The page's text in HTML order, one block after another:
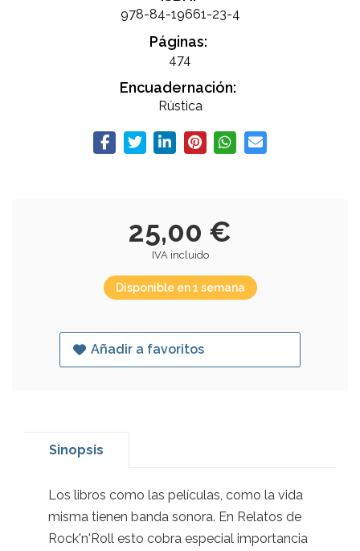
978-84-19661-23-4
Páginas:
474
Encuadernación:
Rústica
25,00 €
IVA incluido
Disponible en 1 semana
Añadir a favoritos
Sinopsis
Los libros como las películas, como la vida
misma tienen banda sonora. En Relatos de
Rock'n'Roll esto cobra especial importancia